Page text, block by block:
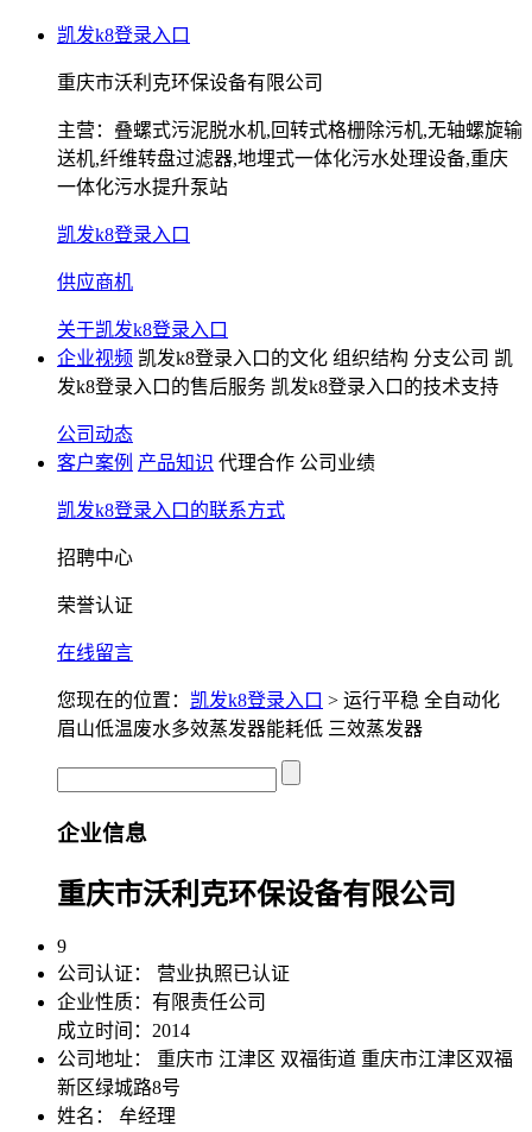
凯发k8登录入口
重庆市沃利克环保设备有限公司
主营： 叠螺式污泥脱水机,回转式格栅除污机,无轴螺旋输
送机,纤维转盘过滤器,地埋式一体化污水处理设备,重庆
一体化污水提升泵站
凯发k8登录入口
供应商机
关于凯发k8登录入口
企业视频 凯发k8登录入口的文化 组织结构 分支公司 凯
发k8登录入口的售后服务 凯发k8登录入口的技术支持
公司动态
客户案例 产品知识 代理合作 公司业绩
凯发k8登录入口的联系方式
招聘中心
荣誉认证
在线留言
您现在的位置： 凯发k8登录入口 > 运行平稳 全自动化
眉山低温废水多效蒸发器能耗低 三效蒸发器
企业信息
重庆市沃利克环保设备有限公司
9
公司认证：
营业执照已认证
企业性质：有限责任公司
成立时间：2014
公司地址：
重庆市 江津区 双福街道 重庆市江津区双福
新区绿城路8号
姓名： 牟经理